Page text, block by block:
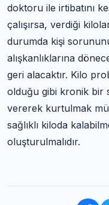
doktoru ile irtibatını
çalışırsa, verdiği
durumda kişi
alışkanlıklarına
geri alacaktır. Kilo
olduğu gibi kronik bir
vererek kurtulmak
sağlıklı kiloda
oluşturulmalıdır.